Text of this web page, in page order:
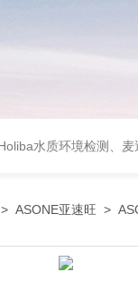
水质环境检测、
> ASONE亚速旺 >